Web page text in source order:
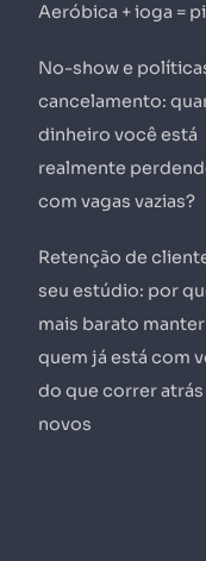
Aeróbica + ioga =
No-show e
cancelamento:
dinheiro você está
realmente
com vagas vazias?
Retenção de
seu estúdio: por
mais barato manter
quem já está com
do que correr atrás
novos